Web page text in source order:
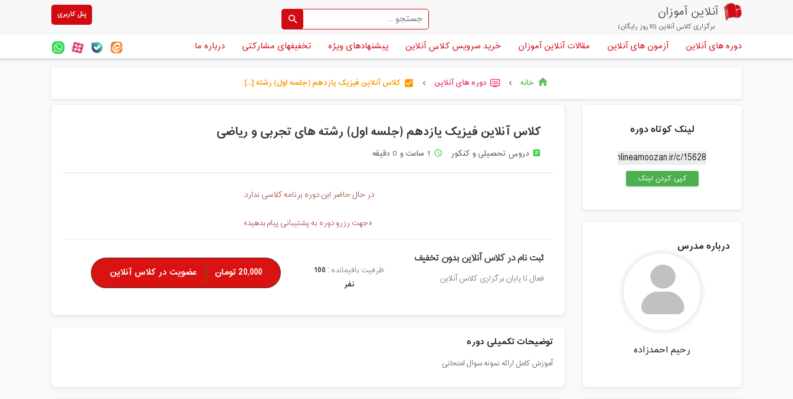
آنلاین آموزان
برگزاری کلاس آنلاین (10روز رایگان)
پنل کاربری
دوره های آنلاین آزمون های آنلاین مقالات آنلاین آموزان خرید سرویس کلاس آنلاین پیشنهادهای ویژه تخفیفهای مشارکتی درباره ما
home خانه chevron_left
dvr دوره های آنلاین chevron_left
check_box کلاس آنلاین فیزیک یازدهم (جلسه اول) رشته [...]
کلاس آنلاین فیزیک یازدهم (جلسه اول) رشته های تجربی و ریاضی
assignment دروس تحصیلی و کنکور access_time 1 ساعت و 0 دقیقه
در حال حاضر این دوره برنامه کلاسی ندارد.
«جهت رزرو دوره به پشتیبانی پیام بدهید»
ثبت نام در کلاس آنلاین بدون تخفیف
فعال تا پایان برگزاری کلاس آنلاین
ظرفیت باقیمانده : 100
نفر
20,000 تومان عضویت در کلاس آنلاین
توضیحات تکمیلی دوره
آموزش کامل ارائه نمونه سوال امتحانی
لینک کوتاه دوره
کپی کردن لینک
درباره مدرس
رحیم احمدزاده